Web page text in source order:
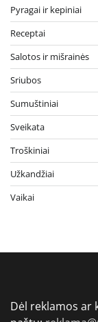
Pyragai ir kepiniai
Receptai
Salotos ir mišrainės
Sriubos
Sumuštiniai
Sveikata
Troškiniai
Užkandžiai
Vaikai
Dėl reklamos ar